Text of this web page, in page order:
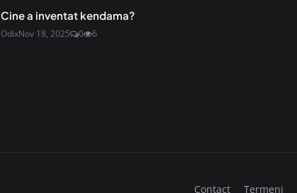
Cine a inventat kendama?
OdixNov 18, 2025 0 6
Contact Termeni